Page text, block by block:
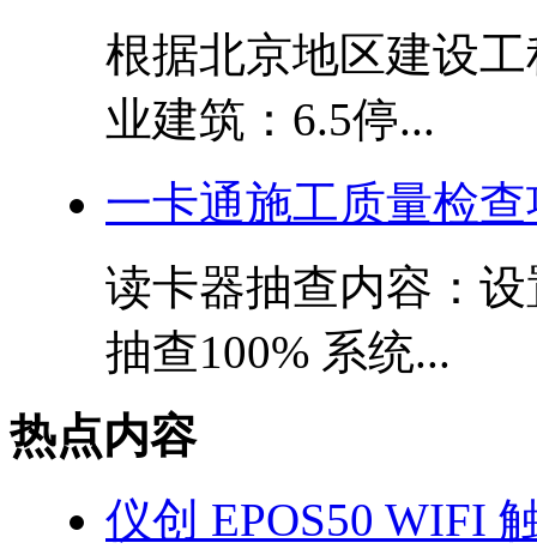
根据北京地区建设
业建筑：6.5停...
一卡通施工质量检
读卡器抽查内容：
抽查100% 系统...
热点内容
仪创 EPOS50 WIFI